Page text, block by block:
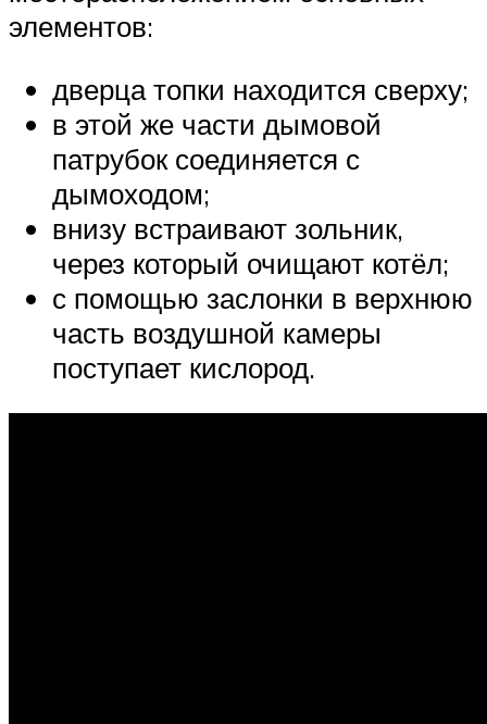
элементов:
дверца топки находится сверху;
в этой же части дымовой
патрубок соединяется с
дымоходом;
внизу встраивают зольник,
через который очищают котёл;
с помощью заслонки в верхнюю
часть воздушной камеры
поступает кислород.